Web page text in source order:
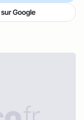
Google